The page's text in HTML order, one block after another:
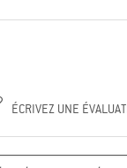
ÉCRIVEZ UNE